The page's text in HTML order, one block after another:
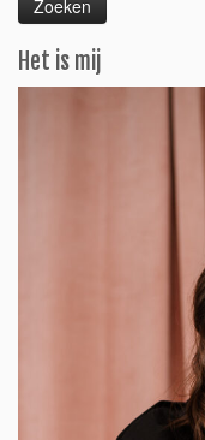
Het is mij